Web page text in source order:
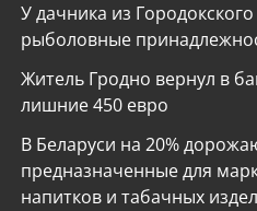
У дачника из
рыболовные
Житель Гродно вернул в
лишние 450 евро
В Беларуси на 20%
предназначенные для
напитков и табачных